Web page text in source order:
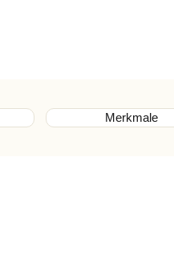
Merkmale